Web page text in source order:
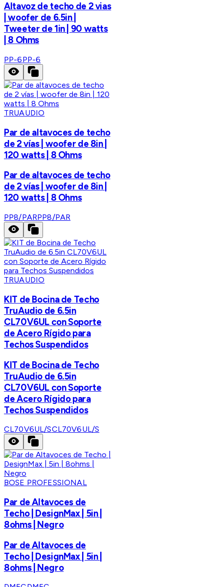
Altavoz de techo de 2 vias
| woofer de 6.5in |
Tweeter de 1in | 90 watts
| 8 Ohms
PP-6PP-6
TRUAUDIO
Par de altavoces de techo
de 2 vías | woofer de 8in |
120 watts | 8 Ohms
Par de altavoces de techo
de 2 vías | woofer de 8in |
120 watts | 8 Ohms
PP8/PARPP8/PAR
TRUAUDIO
KIT de Bocina de Techo
TruAudio de 6.5in
CL70V6UL con Soporte
de Acero Rígido para
Techos Suspendidos
KIT de Bocina de Techo
TruAudio de 6.5in
CL70V6UL con Soporte
de Acero Rígido para
Techos Suspendidos
CL70V6UL/SCL70V6UL/S
BOSE PROFESSIONAL
Par de Altavoces de
Techo | DesignMax | 5in |
8ohms | Negro
Par de Altavoces de
Techo | DesignMax | 5in |
8ohms | Negro